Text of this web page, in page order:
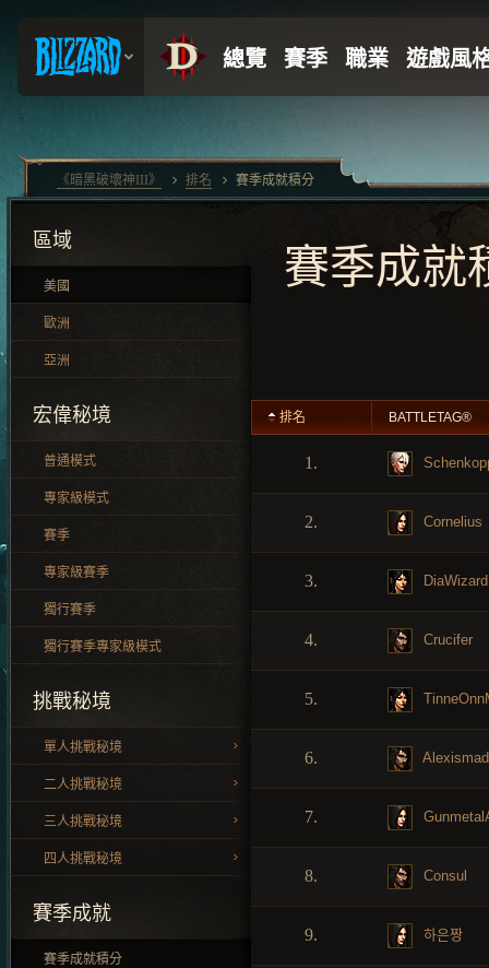
區域
美國
歐洲
亞洲
宏偉秘境
普通模式
專家級模式
賽季
專家級賽季
獨行賽季
獨行賽季專家級模式
挑戰秘境
單人挑戰秘境
二人挑戰秘境
三人挑戰秘境
四人挑戰秘境
賽季成就
賽季成就積分
賽季成就
排名 BATTLETAG®
1.
2. Cornelius
3. DiaWizard
4. Crucifer
5.
6. Alexismad
7.
8. Consul
9. 하은짱
《暗黑破壞神III》 排名 賽季成就積分